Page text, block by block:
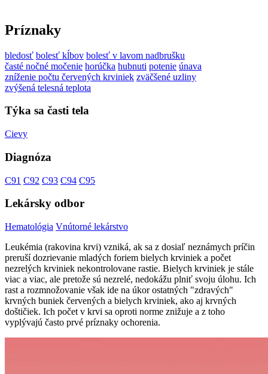
Príznaky
bledosť bolesť kĺbov bolesť v lavom nadbrušku
časté nočné močenie horúčka hubnuti potenie únava
zníženie počtu červených krviniek zväčšené uzliny
zvýšená telesná teplota
Týka sa časti tela
Cievy
Diagnóza
C91 C92 C93 C94 C95
Lekársky odbor
Hematológia Vnútorné lekárstvo
Leukémia (rakovina krvi) vzniká, ak sa z dosiaľ neznámych príčin
preruší dozrievanie mladých foriem bielych krviniek a počet
nezrelých krviniek nekontrolovane rastie. Bielych krviniek je stále
viac a viac, ale pretože sú nezrelé, nedokážu plniť svoju úlohu. Ich
rast a rozmnožovanie však ide na úkor ostatných "zdravých"
krvných buniek červených a bielych krviniek, ako aj krvných
doštičiek. Ich počet v krvi sa oproti norme znižuje a z toho
vyplývajú často prvé príznaky ochorenia.